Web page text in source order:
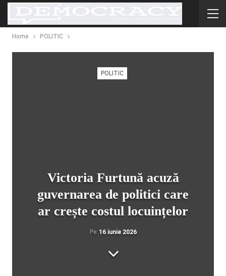
Home POLITIC
POLITIC
Victoria Furtună acuză
guvernarea de politici care
ar crește costul locuințelor
Pe 16 iunie 2026